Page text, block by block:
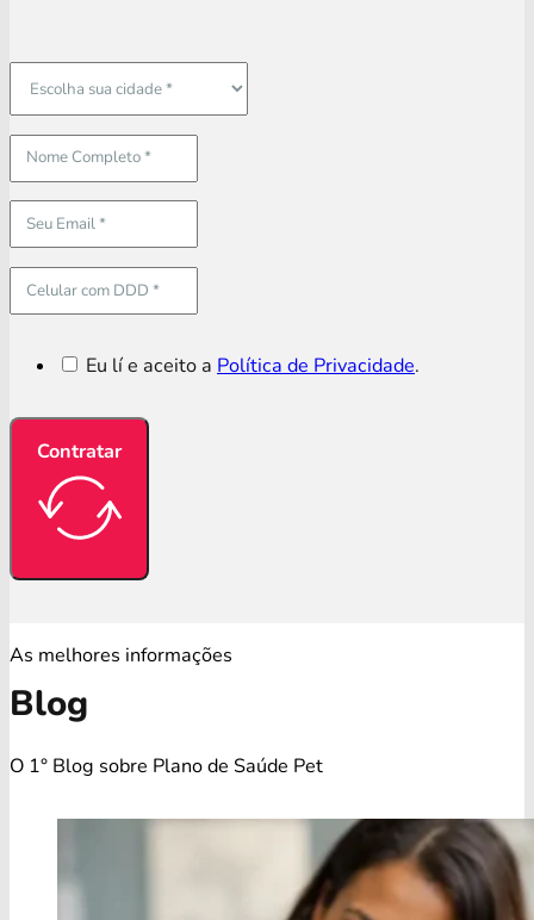
Eu lí e aceito a Política de Privacidade.
Contratar
As melhores informações
Blog
O 1° Blog sobre Plano de Saúde Pet